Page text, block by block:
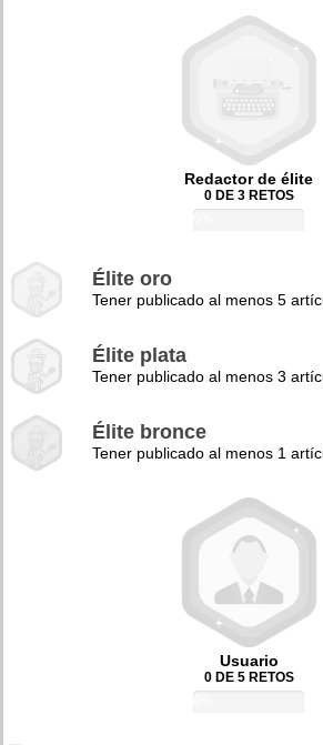
Redactor de élite
0 DE 3 RETOS
Élite oro
Tener publicado al menos 5
Élite plata
Tener publicado al menos 3
Élite bronce
Tener publicado al menos 1
Usuario
0 DE 5 RETOS